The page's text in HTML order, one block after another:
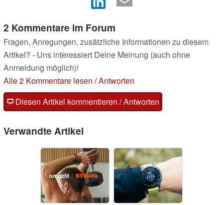
2 Kommentare im Forum
Fragen, Anregungen, zusätzliche Informationen zu diesem
Artikel? - Uns interessiert Deine Meinung (auch ohne
Anmeldung möglich)!
Alle 2 Kommentare lesen /Antworten
Diesen Artikel kommentieren / Antworten
Verwandte Artikel